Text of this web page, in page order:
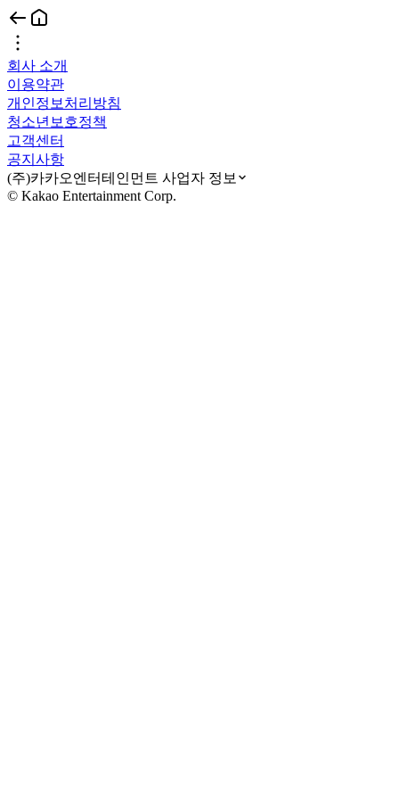
회사 소개
이용약관
개인정보처리방침
청소년보호정책
고객센터
공지사항
(주)카카오엔터테인먼트 사업자 정보
© Kakao Entertainment Corp.